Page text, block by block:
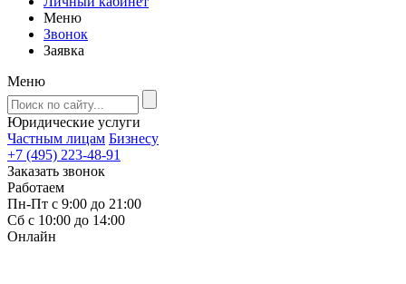
Меню
Звонок
Заявка
Меню
Юридические услуги
Частным лицам Бизнесу
+7 (495) 223-48-91
Заказать звонок
Работаем
Пн-Пт с 9:00 до 21:00
Сб с 10:00 до 14:00
Онлайн